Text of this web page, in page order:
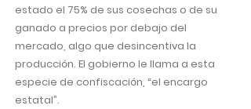
estado el 75% de sus cosechas o de su
ganado a precios por debajo del
mercado, algo que desincentiva la
producción. El gobierno le llama a esta
especie de confiscación, “el encargo
estatal”.